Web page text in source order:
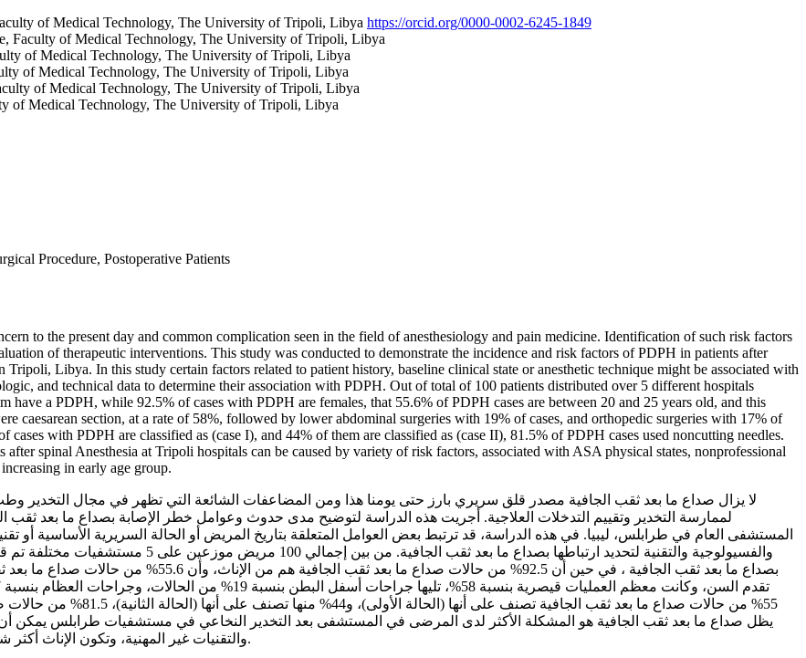
of Medical Technology, The University of Tripoli, Libya https://orcid.org/0000-0002-6245-1849
Faculty of Medical Technology, The University of Tripoli, Libya
of Medical Technology, The University of Tripoli, Libya
of Medical Technology, The University of Tripoli, Libya
of Medical Technology, The University of Tripoli, Libya
of Medical Technology, The University of Tripoli, Libya
Procedure, Postoperative Patients
to the present day and common complication seen in the field of anesthesiology and pain medicine. Identification of such risk factors
of therapeutic interventions. This study was conducted to demonstrate the incidence and risk factors of PDPH in patients after
Tripoli, Libya. In this study certain factors related to patient history, baseline clinical state or anesthetic technique might be associated with
and technical data to determine their association with PDPH. Out of total of 100 patients distributed over 5 different hospitals
a PDPH, while 92.5% of cases with PDPH are females, that 55.6% of PDPH cases are between 20 and 25 years old, and this
caesarean section, at a rate of 58%, followed by lower abdominal surgeries with 19% of cases, and orthopedic surgeries with 17% of
with PDPH are classified as (case I), and 44% of them are classified as (case II), 81.5% of PDPH cases used noncutting needles.
spinal Anesthesia at Tripoli hospitals can be caused by variety of risk factors, associated with ASA physical states, nonprofessional
in early age group.
لا يزال صداع ما بعد ثقب الجافية مصدر قلق سريري بارز حتى يومنا هذا ومن المضاعفات الشائعة التي تظهر في مجال التخدير
لممارسة التخدير وتقييم التدخلات العلاجية. أجريت هذه الدراسة لتوضيح مدى حدوث وعوامل خطر الإصابة بصداع ما بعد ثقب
المستشفى العام في طرابلس، ليبيا. في هذه الدراسة، قد ترتبط بعض العوامل المتعلقة بتاريخ المريض أو الحالة السريرية الأساسية أو تقنية
55% من حالات صداع ما بعد ثقب
يظل صداع ما بعد ثقب الجافية هو المشكلة الأكثر لدى المرضى في المستشفى بعد التخدير النخاعي في مستشفيات طرابلس يمكن
الفيزيائية ASA، والتقنيات غير المهنية، وتكون الإناث أكثر شيوعًا من الذكور وتزداد النسبة في سن مبكرة. مجموعة.